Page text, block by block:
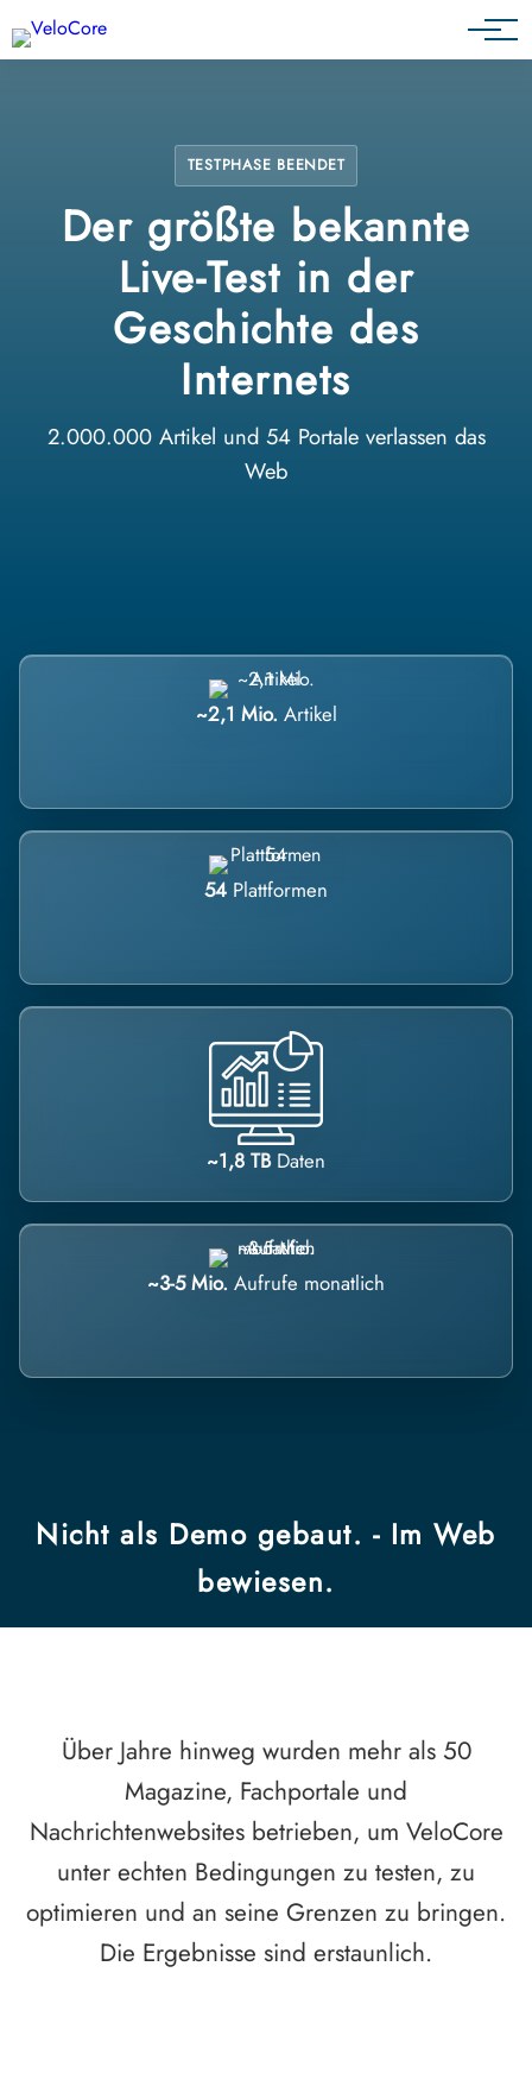
Partnerprogramm
TESTPHASE BEENDET
Der größte bekannte
Live-Test in der
Geschichte des
Internets
2.000.000 Artikel und 54 Portale verlassen das
Web
~2,1 Mio. Artikel
54 Plattformen
~1,8 TB Daten
~3-5 Mio. Aufrufe monatlich
Nicht als Demo gebaut. - Im Web
bewiesen.
Über Jahre hinweg wurden mehr als 50
Magazine, Fachportale und
Nachrichtenwebsites betrieben, um VeloCore
unter echten Bedingungen zu testen, zu
optimieren und an seine Grenzen zu bringen.
Die Ergebnisse sind erstaunlich.